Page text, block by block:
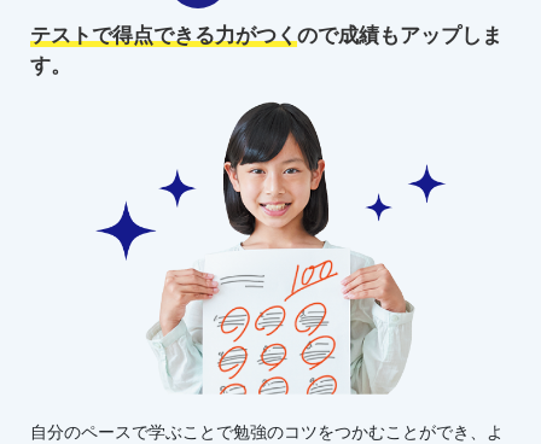
テストで得点できる力がつくので成績もアップしま
す。
自分のペースで学ぶことで勉強のコツをつかむことができ、よ